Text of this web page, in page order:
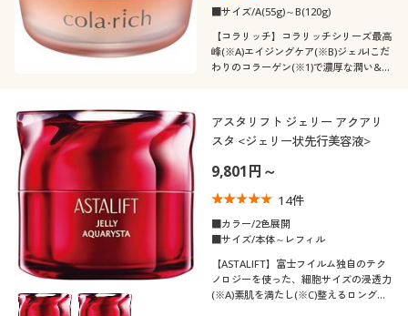
■サイズ/A(55g)～B(120g)
【コラリッチ】コラリッチシリーズ最高
峰(※A)エイジングケア(※B)ジェル!こだ
わりのコラーゲン(※1)で濃厚な潤い&ふ
アスタリフト ジェリー アクアリ
スタ <ジェリー状先行美容液>
9,801円～
14件
■カラー/2色展開
■サイズ/本体～レフィル
【ASTALIFT】富士フイルム独自のテク
ノロジーを使った、細胞サイズの浸透力
(※A)素肌を満たし(※C)整えるロングセ